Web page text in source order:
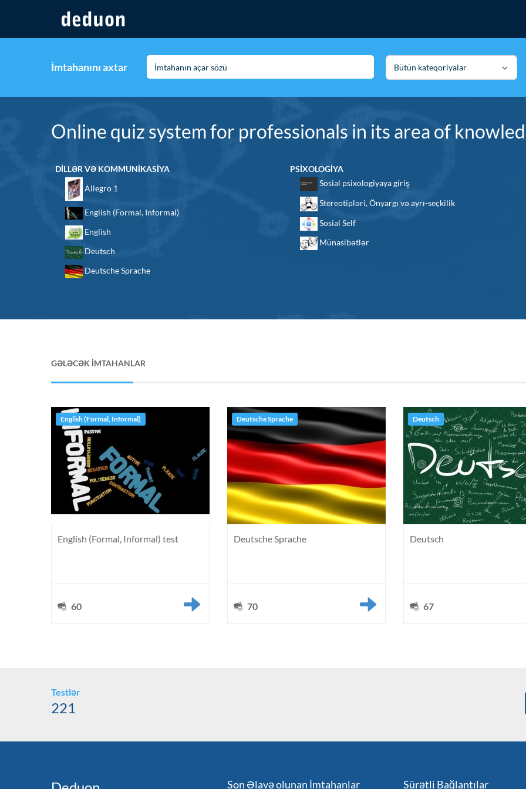
İmtahanını axtar Bütün kateqoriyalar
Online quiz system for professionals in its area of
DİLLƏR VƏ KOMMUNİKASİYA
Allegro 1
English (Formal, Informal)
English
Deutsch
Deutsche Sprache
PSİXOLOGİYA
Sosial psixologiyaya giriş
Stereotipləri, Önyargı və ayrı-seçkilik
Sosial Self
Münasibətlər
GƏLƏCƏK İMTAHANLAR
English (Formal, Informal)
English (Formal, Informal) test
60
Deutsche Sprache
Deutsche Sprache
70
Deutsch
Deutsch
67
Testlər
221
Son Əlavə olunan İmtahanlar Sürətli Bağlantılar